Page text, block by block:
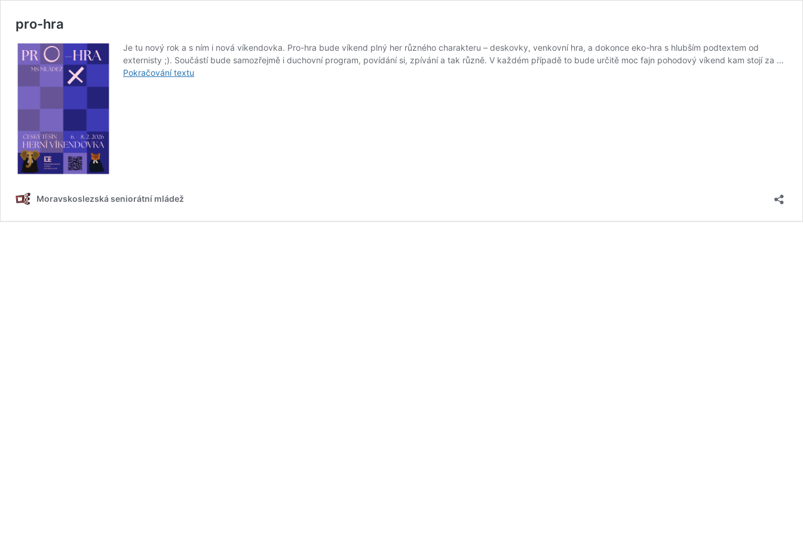
pro-hra
Je tu nový rok a s ním i nová víkendovka. Pro-hra bude víkend plný her různého charakteru – deskovky, venkovní hra, a dokonce eko-hra s hlubším podtextem od
externisty ;). Součástí bude samozřejmě i duchovní program, povídání si, zpívání a tak různě. V každém případě to bude určitě moc fajn pohodový víkend kam stojí za …
Pokračování textu
Moravskoslezská seniorátní mládež